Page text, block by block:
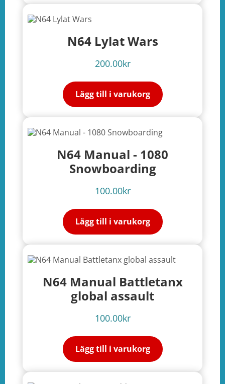
N64 Lylat Wars
200.00kr
Lägg till i varukorg
N64 Manual - 1080
Snowboarding
100.00kr
Lägg till i varukorg
N64 Manual Battletanx
global assault
100.00kr
Lägg till i varukorg